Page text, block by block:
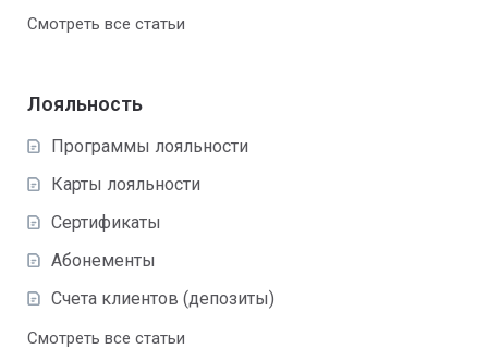
Смотреть все статьи
Лояльность
Программы лояльности
Карты лояльности
Сертификаты
Абонементы
Счета клиентов (депозиты)
Смотреть все статьи